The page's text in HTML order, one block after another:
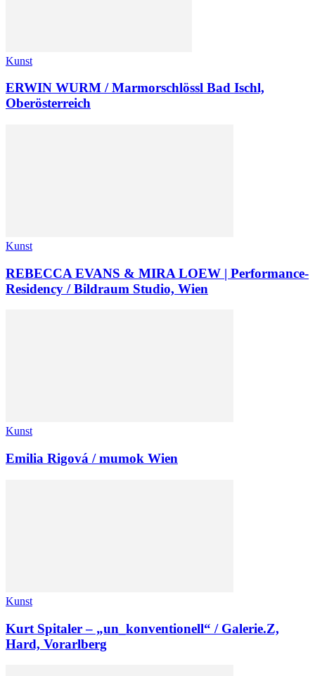
Kunst
ERWIN WURM / Marmorschlössl Bad Ischl,
Oberösterreich
Kunst
REBECCA EVANS & MIRA LOEW | Performance-
Residency / Bildraum Studio, Wien
Kunst
Emilia Rigová / mumok Wien
Kunst
Kurt Spitaler – „un_konventionell“ / Galerie.Z,
Hard, Vorarlberg